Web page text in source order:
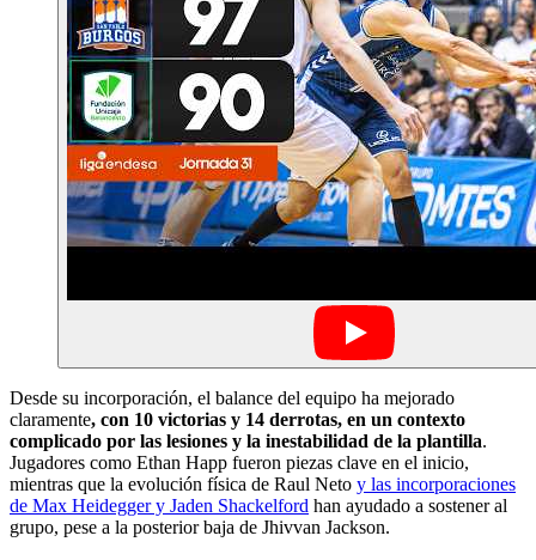
Desde su incorporación, el balance del equipo ha mejorado
claramente, con 10 victorias y 14 derrotas, en un contexto
complicado por las lesiones y la inestabilidad de la plantilla.
Jugadores como Ethan Happ fueron piezas clave en el inicio,
mientras que la evolución física de Raul Neto y las incorporaciones
de Max Heidegger y Jaden Shackelford han ayudado a sostener al
grupo, pese a la posterior baja de Jhivvan Jackson.